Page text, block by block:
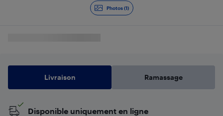
Photos (1)
Livraison Ramassage
Disponible uniquement en ligne